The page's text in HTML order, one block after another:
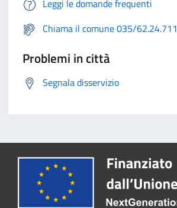
Leggi le domande frequenti
Chiama il comune 035/62.24.711
Problemi in città
Segnala disservizio